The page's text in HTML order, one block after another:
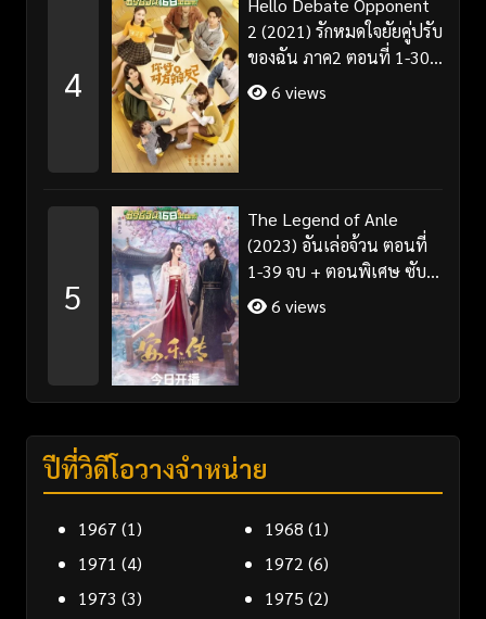
4
Hello Debate Opponent
2 (2021) รักหมดใจยัยคู่ปรับ
ของฉัน ภาค2 ตอนที่ 1-30
จบ ซับไทย
6 views
5
The Legend of Anle
(2023) อันเล่อจ้วน ตอนที่
1-39 จบ + ตอนพิเศษ ซับ
ไทย/พากย์ไทย
6 views
ปีที่วิดีโอวางจำหน่าย
1967 (1) 1968 (1)
1971 (4) 1972 (6)
1973 (3) 1975 (2)